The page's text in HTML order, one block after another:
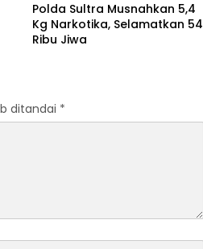
Polda Sultra Musnahkan 5,4
Kg Narkotika, Selamatkan 54
Ribu Jiwa
ditandai *